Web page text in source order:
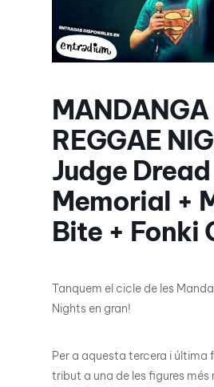
MANDANGA
REGGAE
Judge Dread
Memorial +
Bite + Fonki
Tanquem el cicle de les
Nights en gran!
Per a aquesta tercera i última
tribut a una de les figures més